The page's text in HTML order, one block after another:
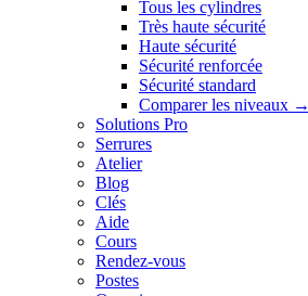
Tous les cylindres
Très haute sécurité
Haute sécurité
Sécurité renforcée
Sécurité standard
Comparer les niveaux →
Solutions Pro
Serrures
Atelier
Blog
Clés
Aide
Cours
Rendez-vous
Postes